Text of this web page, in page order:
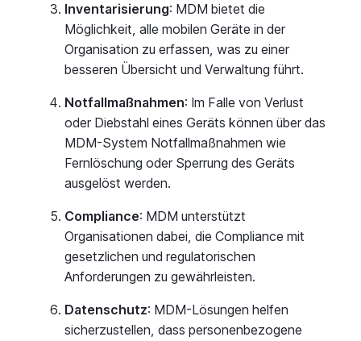
Inventarisierung: MDM bietet die
Möglichkeit, alle mobilen Geräte in der
Organisation zu erfassen, was zu einer
besseren Übersicht und Verwaltung führt.
Notfallmaßnahmen: Im Falle von Verlust
oder Diebstahl eines Geräts können über das
MDM-System Notfallmaßnahmen wie
Fernlöschung oder Sperrung des Geräts
ausgelöst werden.
Compliance: MDM unterstützt
Organisationen dabei, die Compliance mit
gesetzlichen und regulatorischen
Anforderungen zu gewährleisten.
Datenschutz: MDM-Lösungen helfen
sicherzustellen, dass personenbezogene